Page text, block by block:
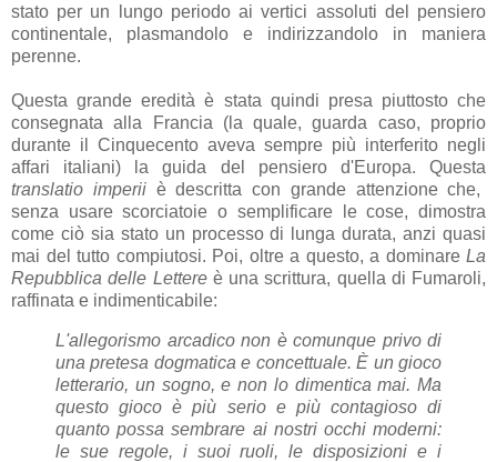
stato per un lungo periodo ai vertici assoluti del pensiero
continentale, plasmandolo e indirizzandolo in maniera
perenne.
Questa grande eredità è stata quindi presa piuttosto che
consegnata alla Francia (la quale, guarda caso, proprio
durante il Cinquecento aveva sempre più interferito negli
affari italiani) la guida del pensiero d'Europa. Questa
translatio imperiiè descritta con grande attenzione che,
senza usare scorciatoie o semplificare le cose, dimostra
come ciò sia stato un processo di lunga durata, anzi quasi
mai del tutto compiutosi. Poi, oltre a questo, a dominare La
Repubblica delle Lettereè una scrittura, quella di Fumaroli,
raffinata e indimenticabile:
L'allegorismo arcadico non è comunque privo di
una pretesa dogmatica e concettuale. È un gioco
letterario, un sogno, e non lo dimentica mai. Ma
questo gioco è più serio e più contagioso di
quanto possa sembrare ai nostri occhi moderni:
le sue regole, i suoi ruoli, le disposizioni e i